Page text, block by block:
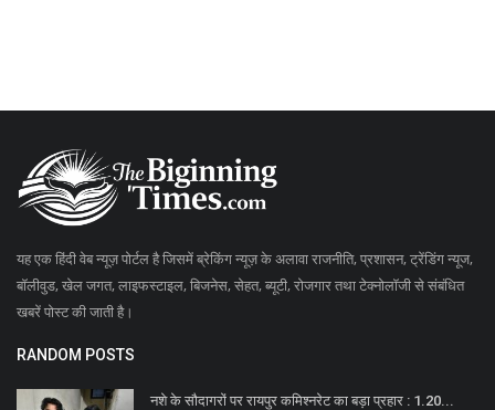
यह एक हिंदी वेब न्यूज़ पोर्टल है जिसमें ब्रेकिंग न्यूज़ के अलावा राजनीति, प्रशासन, ट्रेंडिंग न्यूज,
बॉलीवुड, खेल जगत, लाइफस्टाइल, बिजनेस, सेहत, ब्यूटी, रोजगार तथा टेक्नोलॉजी से संबंधित
खबरें पोस्ट की जाती है।
RANDOM POSTS
नशे के सौदागरों पर रायपुर कमिश्नरेट का बड़ा प्रहार : 1.20...